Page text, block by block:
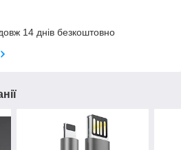
14 днів безкоштовно